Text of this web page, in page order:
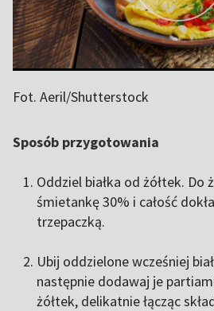
Fot. Aeril/Shutterstock
Sposób przygotowania
Oddziel białka od żółtek. Do
śmietankę 30% i całość
trzepaczką.
Ubij oddzielone wcześniej
następnie dodawaj je
żółtek, delikatnie łącząc